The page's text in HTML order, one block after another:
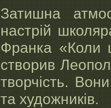
Затишна
настрій
Франка «Коли
створив
творчість.
та художників.